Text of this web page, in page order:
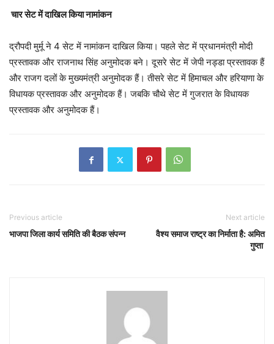
चार सेट में दाखिल किया नामांकन
द्रौपदी मुर्मू ने 4 सेट में नामांकन दाखिल किया। पहले सेट में प्रधानमंत्री मोदी
प्रस्तावक और राजनाथ सिंह अनुमोदक बने। दूसरे सेट में जेपी नड्डा प्रस्तावक हैं
और राजग दलों के मुख्यमंत्री अनुमोदक हैं। तीसरे सेट में हिमाचल और हरियाणा के
विधायक प्रस्तावक और अनुमोदक हैं। जबकि चौथे सेट में गुजरात के विधायक
प्रस्तावक और अनुमोदक हैं।
Previous article
भाजपा जिला कार्य समिति की बैठक संपन्न
Next article
वैश्य समाज राष्ट्र का निर्माता है: अमित
गुप्ता